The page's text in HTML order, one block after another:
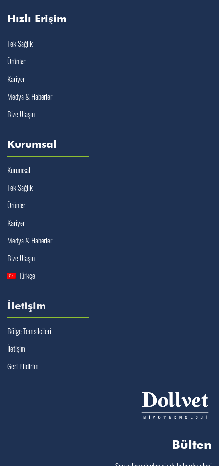
Hızlı Erişim
Tek Sağlık
Ürünler
Kariyer
Medya & Haberler
Bize Ulaşın
Kurumsal
Kurumsal
Tek Sağlık
Ürünler
Kariyer
Medya & Haberler
Bize Ulaşın
Türkçe
İletişim
Bölge Temsilcileri
İletişim
Geri Bildirim
Bülten